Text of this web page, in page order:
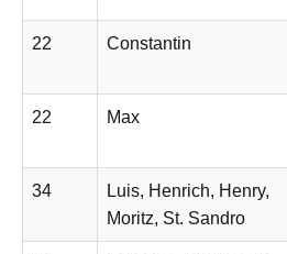
22 Constantin
22 Max
34
Luis, Henrich, Henry,
Moritz, St. Sandro